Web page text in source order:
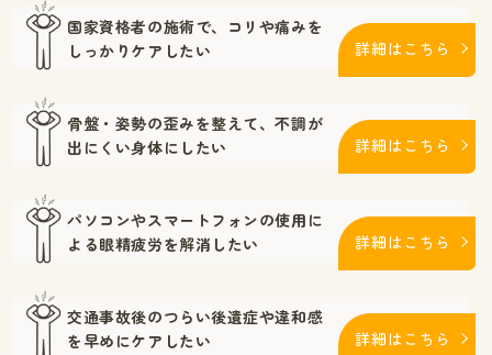
国家資格者の施術で、
コリや痛みを
しっかりケアしたい
詳細はこちら
骨盤・姿勢の歪みを整えて、不調が
出にくい身体にしたい
詳細はこちら
パソコンやスマートフォンの使用に
よる眼精疲労を解消したい 詳細はこちら
交通事故後のつらい後遺症や違和感
を早めにケアしたい
詳細はこちら